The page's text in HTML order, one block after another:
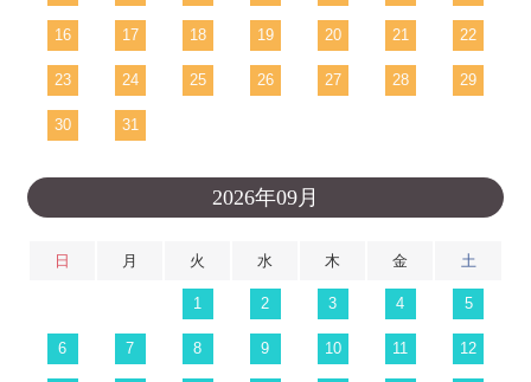
16 17 18 19 20 21 22
23 24 25 26 27 28 29
30 31
2026年09月
日 月 火 水 木 金 土
1 2 3 4 5
6 7 8 9 10 11 12